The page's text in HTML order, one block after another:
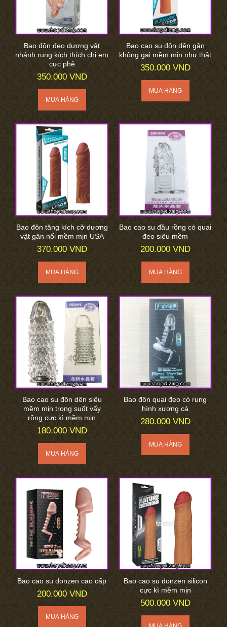
Bao đôn đeo dương vật
nhánh rung kích thích chị em
cực phê
350.000 VND
Bao cao su đôn dên gân
không gai mềm mịn như thật
350.000 VND
Bao đôn tăng kích cỡ dương
vật gân nổi mềm mịn USA
370.000 VND
Bao cao su đầu rồng có quai
đeo siêu mềm
200.000 VND
Bao cao su đôn dên siêu
mềm mịn trong suốt vẩy
rồng cực kì mềm mịn
180.000 VND
Bao đôn quai đeo có rung
hình xương cá
280.000 VND
Bao cao su donzen cao cấp
200.000 VND
Bao cao su donzen silicon
cực kì mềm mịn
500.000 VND